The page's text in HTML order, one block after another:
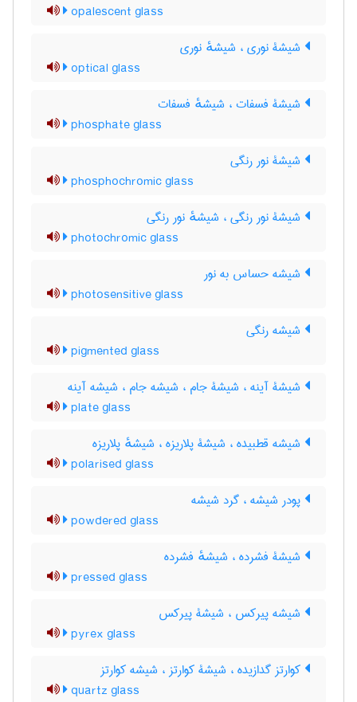
opalescent glass
شیشۀ نوری ، شیشهٔ نوری
optical glass
شیشۀ فسفات ، شیشهٔ فسفات
phosphate glass
شیشۀ نور رنگی
phosphochromic glass
شیشۀ نور رنگی ، شیشهٔ نور رنگی
photochromic glass
شیشه حساس به نور
photosensitive glass
شیشه رنگی
pigmented glass
شیشۀ آینه ، شیشۀ جام ، شیشه جام ، شیشه آینه
plate glass
شیشه قطبیده ، شیشۀ پلاریزه ، شیشهٔ پلاریزه
polarised glass
پودر شیشه ، گرد شیشه
powdered glass
شیشۀ فشرده ، شیشهٔ فشرده
pressed glass
شیشه پیرکس ، شیشۀ پیرکس
pyrex glass
کوارتز گدازیده ، شیشۀ کوارتز ، شیشه کوارتز
quartz glass